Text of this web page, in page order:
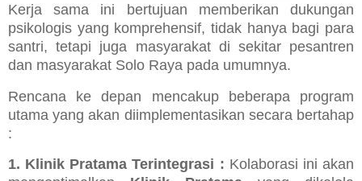
Kerja sama ini bertujuan memberikan dukungan
psikologis yang komprehensif, tidak hanya bagi para
santri, tetapi juga masyarakat di sekitar pesantren
dan masyarakat Solo Raya pada umumnya.
Rencana ke depan mencakup beberapa program
utama yang akan diimplementasikan secara bertahap
:
1. Klinik Pratama Terintegrasi : Kolaborasi ini akan